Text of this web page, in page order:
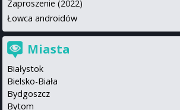
Zaproszenie (2022)
Łowca androidów
Miasta
Białystok
Bielsko-Biała
Bydgoszcz
Bytom